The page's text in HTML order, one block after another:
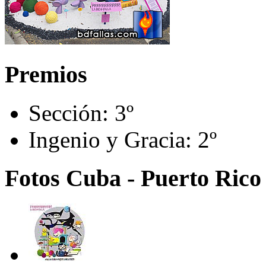
Premios
Sección: 3º
Ingenio y Gracia: 2º
Fotos Cuba - Puerto